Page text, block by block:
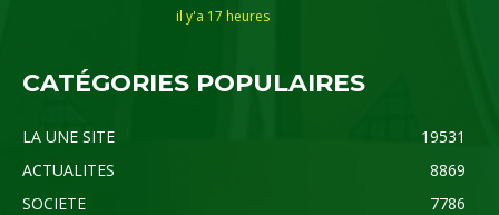
il y'a 17 heures
CATÉGORIES POPULAIRES
LA UNE SITE
19531
ACTUALITES
8869
SOCIETE
7786